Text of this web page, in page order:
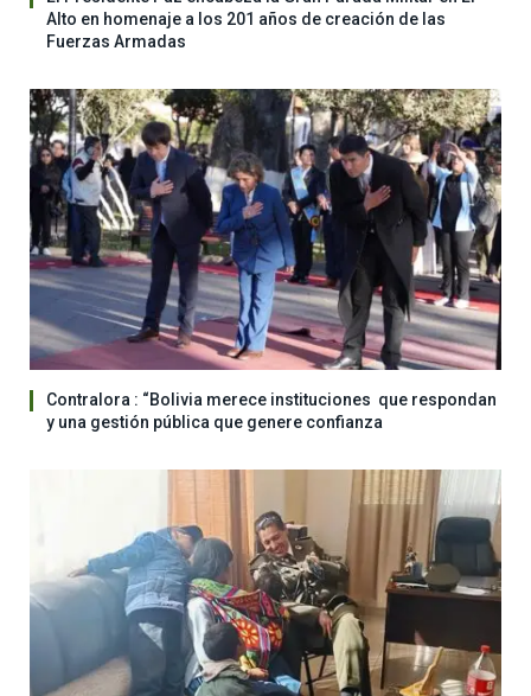
Alto en homenaje a los 201 años de creación de las
Fuerzas Armadas
Contralora : “Bolivia merece instituciones que respondan
y una gestión pública que genere confianza